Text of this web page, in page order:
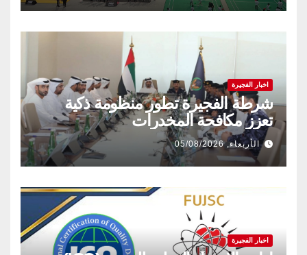
اخبار الفجيرة
شرطة الفجيرة تطور منظومة ذكية
تعزز مكافحة المخدرات
الأربعاء, 05/08/2026
اخبار الفجيرة